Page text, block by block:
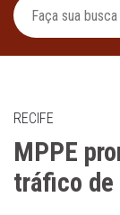
RECIFE
MPPE
tráfico de